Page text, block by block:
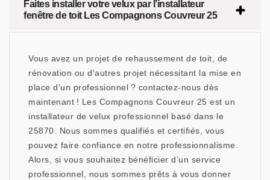
Faites installer votre velux par l’installateur
fenêtre de toit Les Compagnons Couvreur 25
Vous avez un projet de rehaussement de toit, de
rénovation ou d’autres projet nécessitant la mise en
place d’un professionnel ? contactez-nous dès
maintenant ! Les Compagnons Couvreur 25 est un
installateur de velux professionnel basé dans le
25870. Nous sommes qualifiés et certifiés, vous
pouvez faire confiance en notre professionnalisme.
Alors, si vous souhaitez bénéficier d’un service
professionnel, nous sommes prêts à vous donner